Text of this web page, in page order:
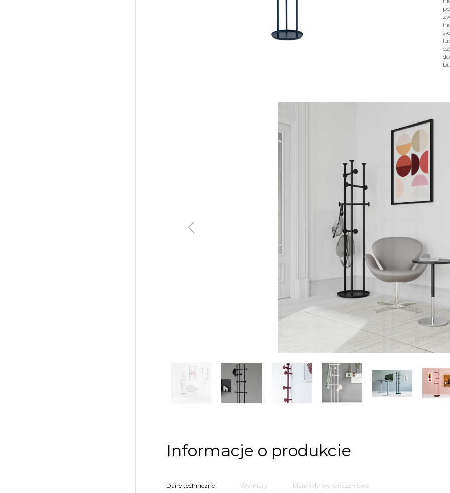
Poprzedni
Informacje o produkcie
Dane techniczne Wymiary Materiały wykończeniowe